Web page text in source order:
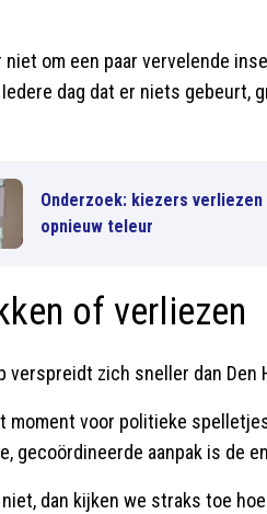
niet om een paar vervelende
dag dat er niets gebeurt,
Onderzoek: kiezers
opnieuw teleur
of verliezen
verspreidt zich sneller dan
moment voor politieke
gecoördineerde aanpak is de
niet, dan kijken we straks toe